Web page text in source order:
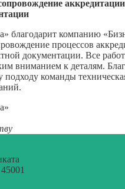
благодарит компанию
процессов
документации. Все
вниманием к деталям.
команды